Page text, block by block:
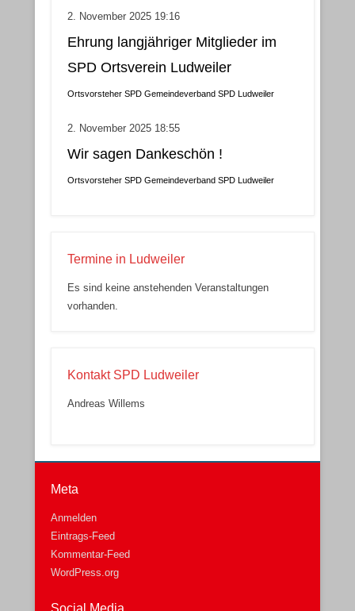
2. November 2025 19:16
Ehrung langjähriger Mitglieder im
SPD Ortsverein Ludweiler
Ortsvorsteher SPD Gemeindeverband SPD Ludweiler
2. November 2025 18:55
Wir sagen Dankeschön !
Ortsvorsteher SPD Gemeindeverband SPD Ludweiler
Termine in Ludweiler
Es sind keine anstehenden Veranstaltungen
vorhanden.
Kontakt SPD Ludweiler
Andreas Willems
Meta
Anmelden
Eintrags-Feed
Kommentar-Feed
WordPress.org
Social Media